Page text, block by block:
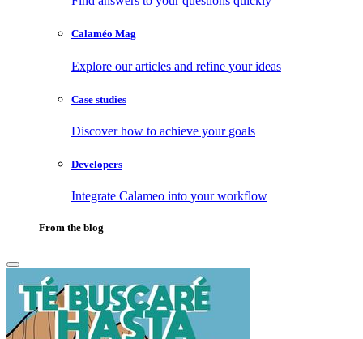
Calaméo Mag
Explore our articles and refine your ideas
Case studies
Discover how to achieve your goals
Developers
Integrate Calameo into your workflow
From the blog